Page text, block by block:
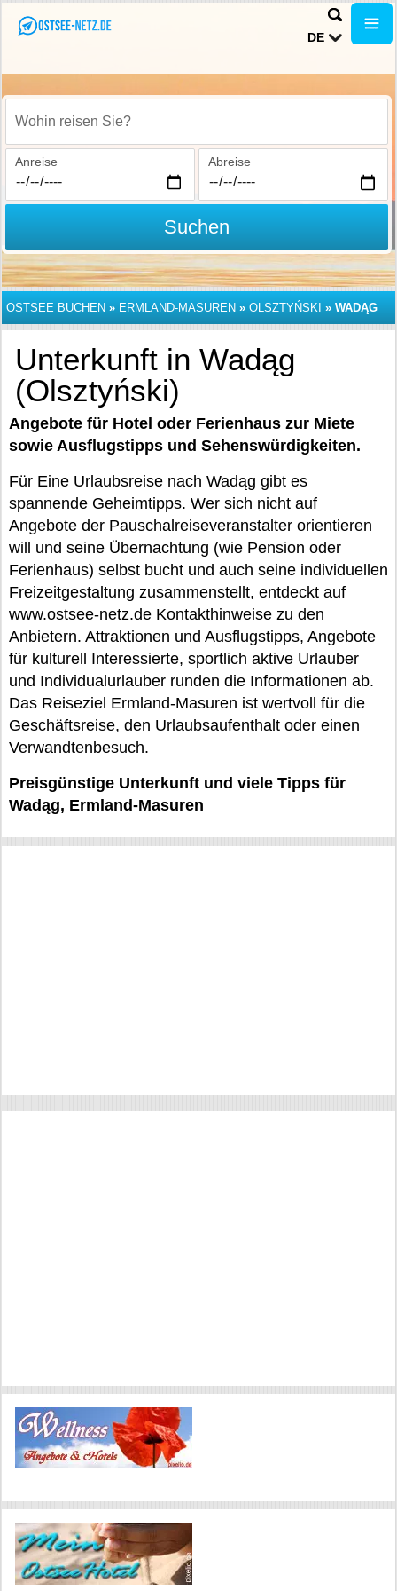
DE
Wohin reisen Sie?
Anreise Abreise
Suchen
OSTSEE BUCHEN » ERMLAND-MASUREN » OLSZTYŃSKI » WADĄG
Unterkunft in Wadąg
(Olsztyński)
Angebote für Hotel oder Ferienhaus zur Miete
sowie Ausflugstipps und Sehenswürdigkeiten.
Für Eine Urlaubsreise nach Wadąg gibt es
spannende Geheimtipps. Wer sich nicht auf
Angebote der Pauschalreiseveranstalter orientieren
will und seine Übernachtung (wie Pension oder
Ferienhaus) selbst bucht und auch seine individuellen
Freizeitgestaltung zusammenstellt, entdeckt auf
www.ostsee-netz.de Kontakthinweise zu den
Anbietern. Attraktionen und Ausflugstipps, Angebote
für kulturell Interessierte, sportlich aktive Urlauber
und Individualurlauber runden die Informationen ab.
Das Reiseziel Ermland-Masuren ist wertvoll für die
Geschäftsreise, den Urlaubsaufenthalt oder einen
Verwandtenbesuch.
Preisgünstige Unterkunft und viele Tipps für
Wadąg, Ermland-Masuren